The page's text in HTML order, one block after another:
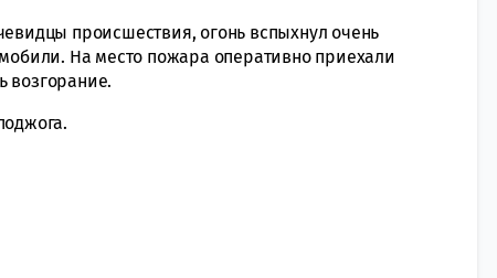
происшествия, огонь вспыхнул очень
На место пожара оперативно приехали
возгорание.